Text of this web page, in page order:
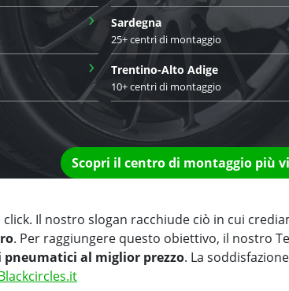
› Sardegna
25+ centri di montaggio
› Trentino-Alto Adige
10+ centri di montaggio
Scopri il centro di montaggio più
Il nostro slogan racchiude ciò in cui
. Per raggiungere questo obiettivo, il nostro
al miglior prezzo. La